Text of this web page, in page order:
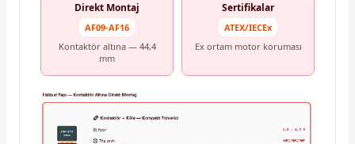
Direkt Montaj
AF09-AF16
Kontaktör altına — 44,4
mm
Sertifikalar
ATEX/IECEx
Ex ortam motor koruması